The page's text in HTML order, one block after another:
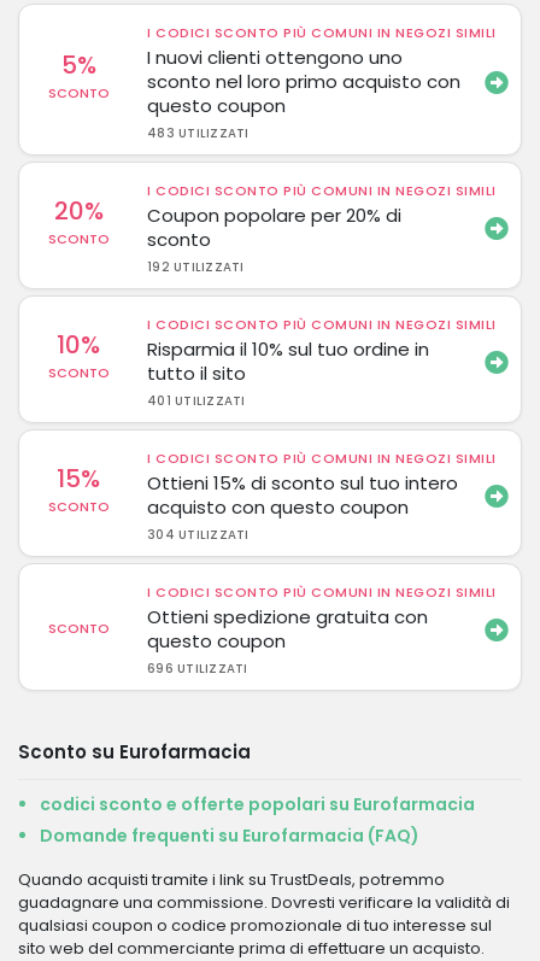
5%
SCONTO
I CODICI SCONTO PIÙ COMUNI IN NEGOZI SIMILI
I nuovi clienti ottengono uno
sconto nel loro primo acquisto con
questo coupon
483 UTILIZZATI
20%
SCONTO
I CODICI SCONTO PIÙ COMUNI IN NEGOZI SIMILI
Coupon popolare per 20% di
sconto
192 UTILIZZATI
10%
SCONTO
I CODICI SCONTO PIÙ COMUNI IN NEGOZI SIMILI
Risparmia il 10% sul tuo ordine in
tutto il sito
401 UTILIZZATI
15%
SCONTO
I CODICI SCONTO PIÙ COMUNI IN NEGOZI SIMILI
Ottieni 15% di sconto sul tuo intero
acquisto con questo coupon
304 UTILIZZATI
SCONTO
I CODICI SCONTO PIÙ COMUNI IN NEGOZI SIMILI
Ottieni spedizione gratuita con
questo coupon
696 UTILIZZATI
Sconto su Eurofarmacia
codici sconto e offerte popolari su Eurofarmacia
Domande frequenti su Eurofarmacia (FAQ)
Quando acquisti tramite i link su TrustDeals, potremmo
guadagnare una commissione. Dovresti verificare la validità di
qualsiasi coupon o codice promozionale di tuo interesse sul
sito web del commerciante prima di effettuare un acquisto.